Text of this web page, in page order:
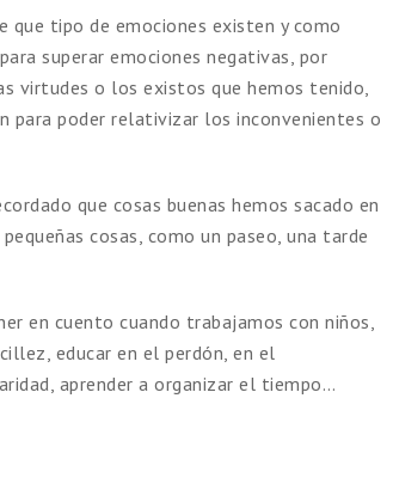
tipo de emociones existen y como
superar emociones negativas, por
virtudes o los existos que hemos tenido,
para poder relativizar los inconvenientes o
que cosas buenas hemos sacado en
cosas, como un paseo, una tarde
en cuento cuando trabajamos con niños,
educar en el perdón, en el
aprender a organizar el tiempo…